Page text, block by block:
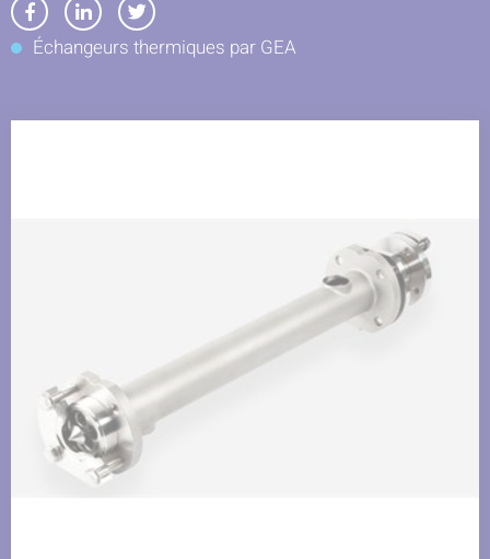
Partager
sur
Partager
sur
Partager
sur
Échangeurs thermiques par GEA